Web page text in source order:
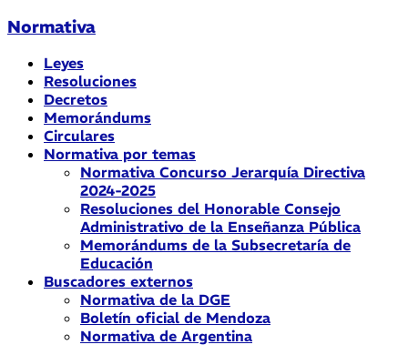
Normativa
Leyes
Resoluciones
Decretos
Memorándums
Circulares
Normativa por temas
Normativa Concurso Jerarquía Directiva
2024-2025
Resoluciones del Honorable Consejo
Administrativo de la Enseñanza Pública
Memorándums de la Subsecretaría de
Educación
Buscadores externos
Normativa de la DGE
Boletín oficial de Mendoza
Normativa de Argentina